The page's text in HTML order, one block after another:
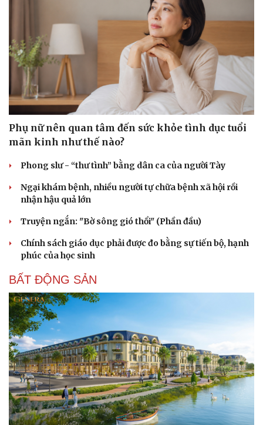
Cải chính
Phụ nữ nên quan tâm đến sức khỏe tình dục tuổi
mãn kinh như thế nào?
Phong slư - “thư tình” bằng dân ca của người Tày
Ngại khám bệnh, nhiều người tự chữa bệnh xã hội rồi
nhận hậu quả lớn
Truyện ngắn: "Bờ sông gió thổi" (Phần đầu)
Chính sách giáo dục phải được đo bằng sự tiến bộ, hạnh
phúc của học sinh
BẤT ĐỘNG SẢN